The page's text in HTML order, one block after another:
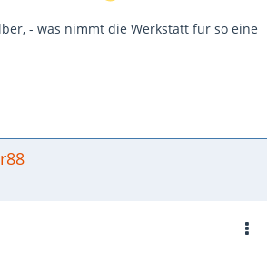
- was nimmt die Werkstatt für so eine